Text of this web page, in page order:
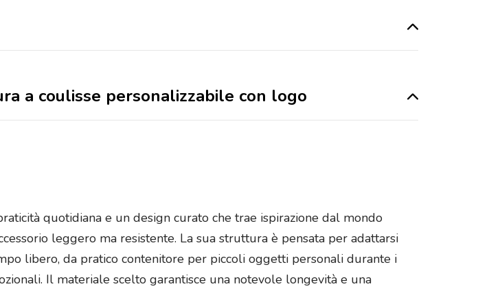
a coulisse personalizzabile con logo
quotidiana e un design curato che trae ispirazione dal mondo
leggero ma resistente. La sua struttura è pensata per adattarsi
libero, da pratico contenitore per piccoli oggetti personali durante i
Il materiale scelto garantisce una notevole longevità e una